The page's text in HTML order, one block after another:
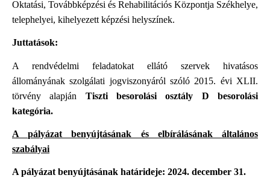
Oktatási, Továbbképzési és Rehabilitációs Központja Székhelye,
telephelyei, kihelyezett képzési helyszínek.
Juttatások:
A rendvédelmi feladatokat ellátó szervek hivatásos
állományának szolgálati jogviszonyáról szóló 2015. évi XLII.
törvény alapján Tiszti besorolási osztály D besorolási
kategória.
A pályázat benyújtásának és elbírálásának általános
szabályai
A pályázat benyújtásának határideje: 2024. december 31.